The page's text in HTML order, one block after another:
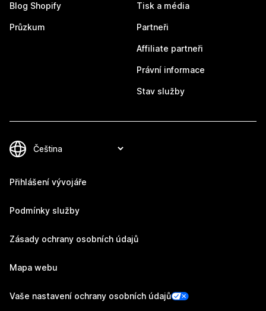
Blog Shopify
Průzkum
Tisk a média
Partneři
Affiliate partneři
Právní informace
Stav služby
Přihlášení vývojáře
Podmínky služby
Zásady ochrany osobních údajů
Mapa webu
Vaše nastavení ochrany osobních údajů